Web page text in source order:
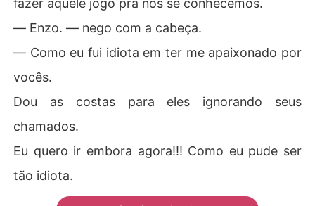
fazer aquele jogo pra nós se conhecemos.
― Enzo. ― nego com a cabeça.
― Como eu fui idiota em ter me apaixonado por
vocês.
Dou as costas para eles ignorando seus
chamados.
Eu quero ir embora agora!!! Como eu pude ser
tão idiota.